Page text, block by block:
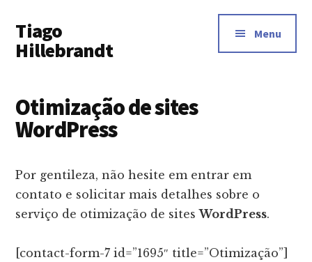
main
content
menu
Tiago
Hillebrandt
Menu
Otimização de sites
WordPress
Por gentileza, não hesite em entrar em
contato e solicitar mais detalhes sobre o
serviço de otimização de sitesWordPress.
[contact-form-7 id=”1695″ title=”Otimização”]